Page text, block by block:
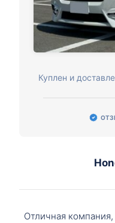
Куплен и
Отличная